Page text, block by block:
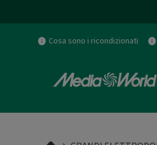
Cosa sono i ricondizionati